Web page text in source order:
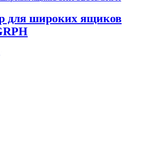
для широких ящиков